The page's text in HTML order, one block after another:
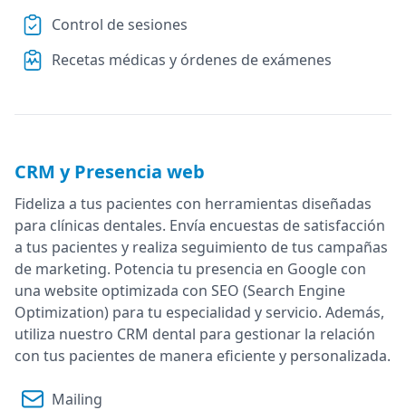
Control de sesiones
Recetas médicas y órdenes de exámenes
CRM y Presencia web
Fideliza a tus pacientes con herramientas diseñadas
para clínicas dentales. Envía encuestas de satisfacción
a tus pacientes y realiza seguimiento de tus campañas
de marketing. Potencia tu presencia en Google con
una website optimizada con SEO (Search Engine
Optimization) para tu especialidad y servicio. Además,
utiliza nuestro CRM dental para gestionar la relación
con tus pacientes de manera eficiente y personalizada.
Mailing